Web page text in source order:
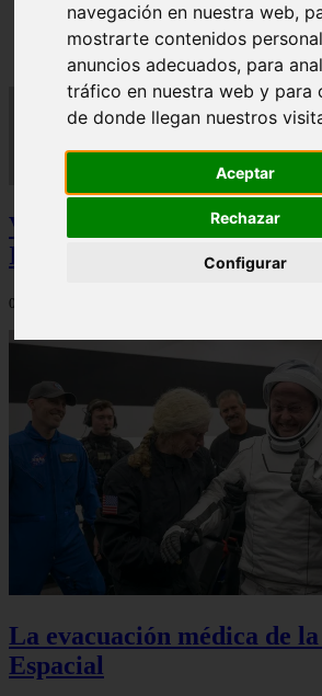
navegación en nuestra web,
mostrarte contenidos
anuncios adecuados, para
tráfico en nuestra web y para
de donde llegan nuestros
Aceptar
Rechazar
Configurar
En África harán lo que parecía
moléculas de agua para cocinar sus
Video Advertencias desde la
IA: Hinton y el posible
06/03/2026
La evacuación médica de
Espacial